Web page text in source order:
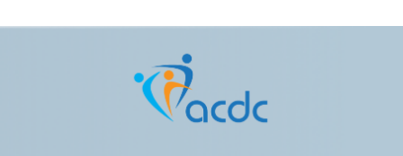
điều kiện sống và thúc đẩy hòa
Ngọk Tụ, Sa Loong, Dục Nông và
Bờ Y. Thông qua hoạt động, 53
người khuyết tật và gia đình đã
được hỗ trợ các thiết bị, dụng cụ